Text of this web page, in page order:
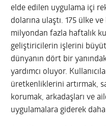
elde edilen uygulama içi
dolarına ulaştı. 175 ülke
milyondan fazla haftalık
geliştiricilerin işlerini
dünyanın dört bir
yardımcı oluyor.
üretkenliklerini artırmak,
korumak, arkadaşları ve
uygulamalara giderek